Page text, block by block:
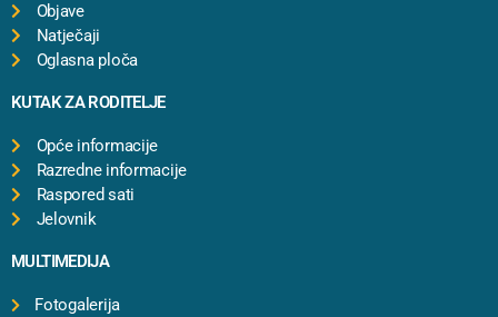
Objave
Natječaji
Oglasna ploča
KUTAK ZA RODITELJE
Opće informacije
Razredne informacije
Raspored sati
Jelovnik
MULTIMEDIJA
Fotogalerija